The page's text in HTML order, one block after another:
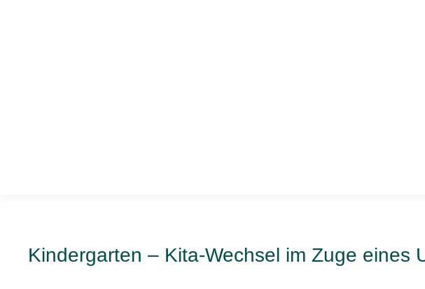
Kindergarten – Kita-Wechsel im Zuge eines